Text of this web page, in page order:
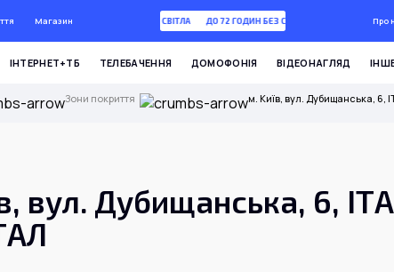
Магазин ДО 72 ГОДИН БЕЗ СВІТЛА ДО 72 ГОДИН БЕЗ СВІТЛА Про
ІНТЕРНЕТ+ТБ ТЕЛЕБАЧЕННЯ ДОМОФОНІЯ ВІДЕОНАГЛЯД
Зони покриття м. Київ, вул. Дубищанська, 6,
вул. Дубищанська, 6,